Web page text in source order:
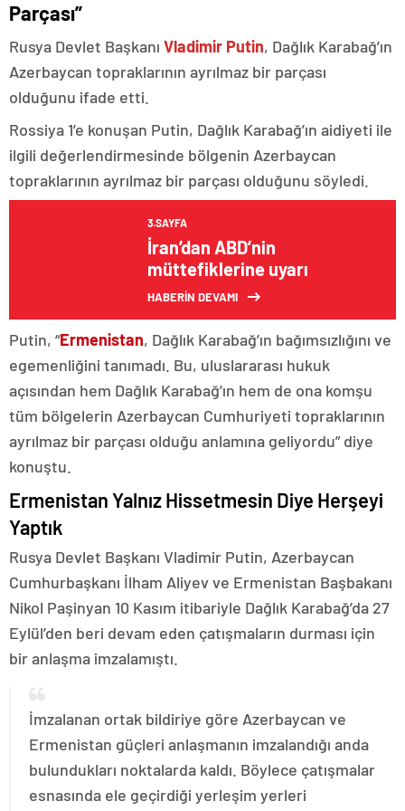
Parçası”
Rusya Devlet Başkanı Vladimir Putin, Dağlık Karabağ’ın
Azerbaycan topraklarının ayrılmaz bir parçası
olduğunu ifade etti.
Rossiya 1’e konuşan Putin, Dağlık Karabağ’ın aidiyeti ile
ilgili değerlendirmesinde bölgenin Azerbaycan
topraklarının ayrılmaz bir parçası olduğunu söyledi.
3.SAYFA
İran’dan ABD’nin
müttefiklerine uyarı
HABERİN DEVAMI
Putin, “Ermenistan, Dağlık Karabağ’ın bağımsızlığını ve
egemenliğini tanımadı. Bu, uluslararası hukuk
açısından hem Dağlık Karabağ’ın hem de ona komşu
tüm bölgelerin Azerbaycan Cumhuriyeti topraklarının
ayrılmaz bir parçası olduğu anlamına geliyordu” diye
konuştu.
Ermenistan Yalnız Hissetmesin Diye Herşeyi
Yaptık
Rusya Devlet Başkanı Vladimir Putin, Azerbaycan
Cumhurbaşkanı İlham Aliyev ve Ermenistan Başbakanı
Nikol Paşinyan 10 Kasım itibariyle Dağlık Karabağ’da 27
Eylül’den beri devam eden çatışmaların durması için
bir anlaşma imzalamıştı.
İmzalanan ortak bildiriye göre Azerbaycan ve
Ermenistan güçleri anlaşmanın imzalandığı anda
bulundukları noktalarda kaldı. Böylece çatışmalar
esnasında ele geçirdiği yerleşim yerleri